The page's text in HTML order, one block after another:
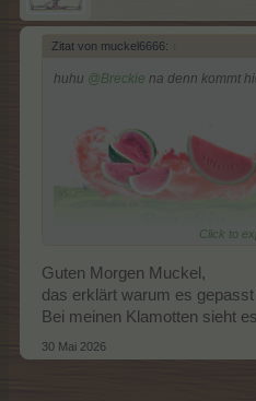
Zitat von muckel6666: ↑
huhu @Breckie na denn kommt
Click to
Guten Morgen Muckel,
das erklärt warum es
Bei meinen Klamotten sieht
30 Mai 2026